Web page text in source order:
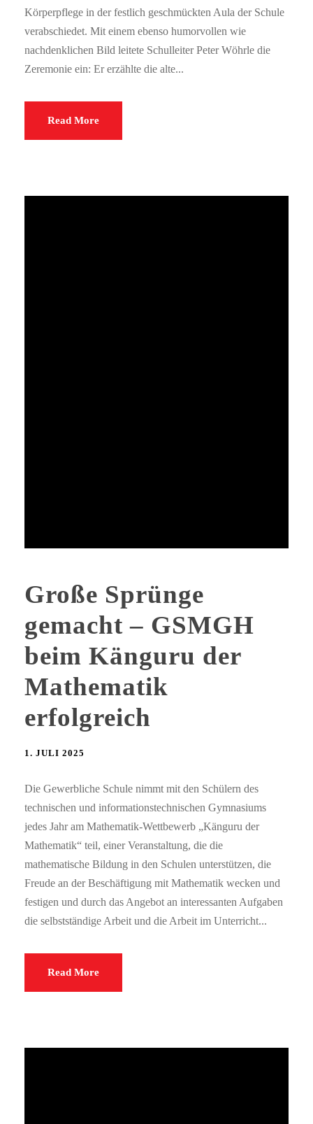
Körperpflege in der festlich geschmückten Aula der Schule
verabschiedet. Mit einem ebenso humorvollen wie
nachdenklichen Bild leitete Schulleiter Peter Wöhrle die
Zeremonie ein: Er erzählte die alte...
Read More
Große Sprünge
gemacht – GSMGH
beim Känguru der
Mathematik
erfolgreich
1. JULI 2025
Die Gewerbliche Schule nimmt mit den Schülern des
technischen und informationstechnischen Gymnasiums
jedes Jahr am Mathematik-Wettbewerb „Känguru der
Mathematik“ teil, einer Veranstaltung, die die
mathematische Bildung in den Schulen unterstützen, die
Freude an der Beschäftigung mit Mathematik wecken und
festigen und durch das Angebot an interessanten Aufgaben
die selbstständige Arbeit und die Arbeit im Unterricht...
Read More